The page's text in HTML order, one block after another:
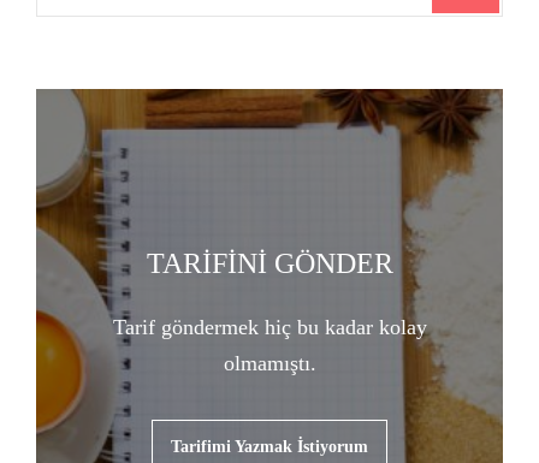
TARİFİNİ GÖNDER
Tarif göndermek hiç bu kadar kolay
olmamıştı.
Tarifimi Yazmak İstiyorum